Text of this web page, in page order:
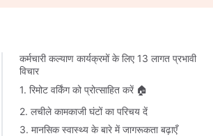
कर्मचारी कल्याण कार्यक्रमों के लिए 13 लागत प्रभावी
विचार
1. रिमोट वर्किंग को प्रोत्साहित करें 🏠
2. लचीले कामकाजी घंटों का परिचय दें
3. मानसिक स्वास्थ्य के बारे में जागरूकता बढ़ाएँ